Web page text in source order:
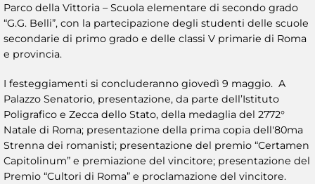
Parco della Vittoria – Scuola elementare di secondo grado
“G.G. Belli”, con la partecipazione degli studenti delle scuole
secondarie di primo grado e delle classi V primarie di Roma
e provincia.
I festeggiamenti si concluderanno giovedì 9 maggio. A
Palazzo Senatorio, presentazione, da parte dell’Istituto
Poligrafico e Zecca dello Stato, della medaglia del 2772°
Natale di Roma; presentazione della prima copia dell'80ma
Strenna dei romanisti; presentazione del premio “Certamen
Capitolinum” e premiazione del vincitore; presentazione del
Premio “Cultori di Roma” e proclamazione del vincitore.